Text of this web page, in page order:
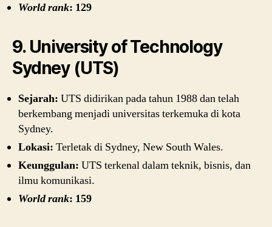
World rank: 129
9. University of Technology
Sydney (UTS)
Sejarah: UTS didirikan pada tahun 1988 dan telah
berkembang menjadi universitas terkemuka di kota
Sydney.
Lokasi: Terletak di Sydney, New South Wales.
Keunggulan: UTS terkenal dalam teknik, bisnis, dan
ilmu komunikasi.
World rank: 159